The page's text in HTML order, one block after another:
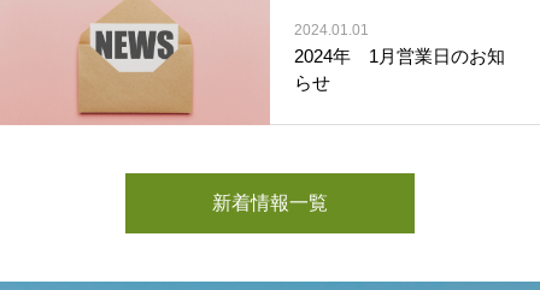
2024.01.01
2024年 1月営業日のお知
らせ
新着情報一覧